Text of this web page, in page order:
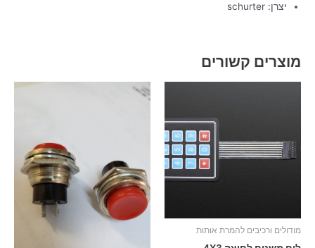
יצרן: schurter
מוצרים קשורים
מודולים ורכיבים להמרת אותות